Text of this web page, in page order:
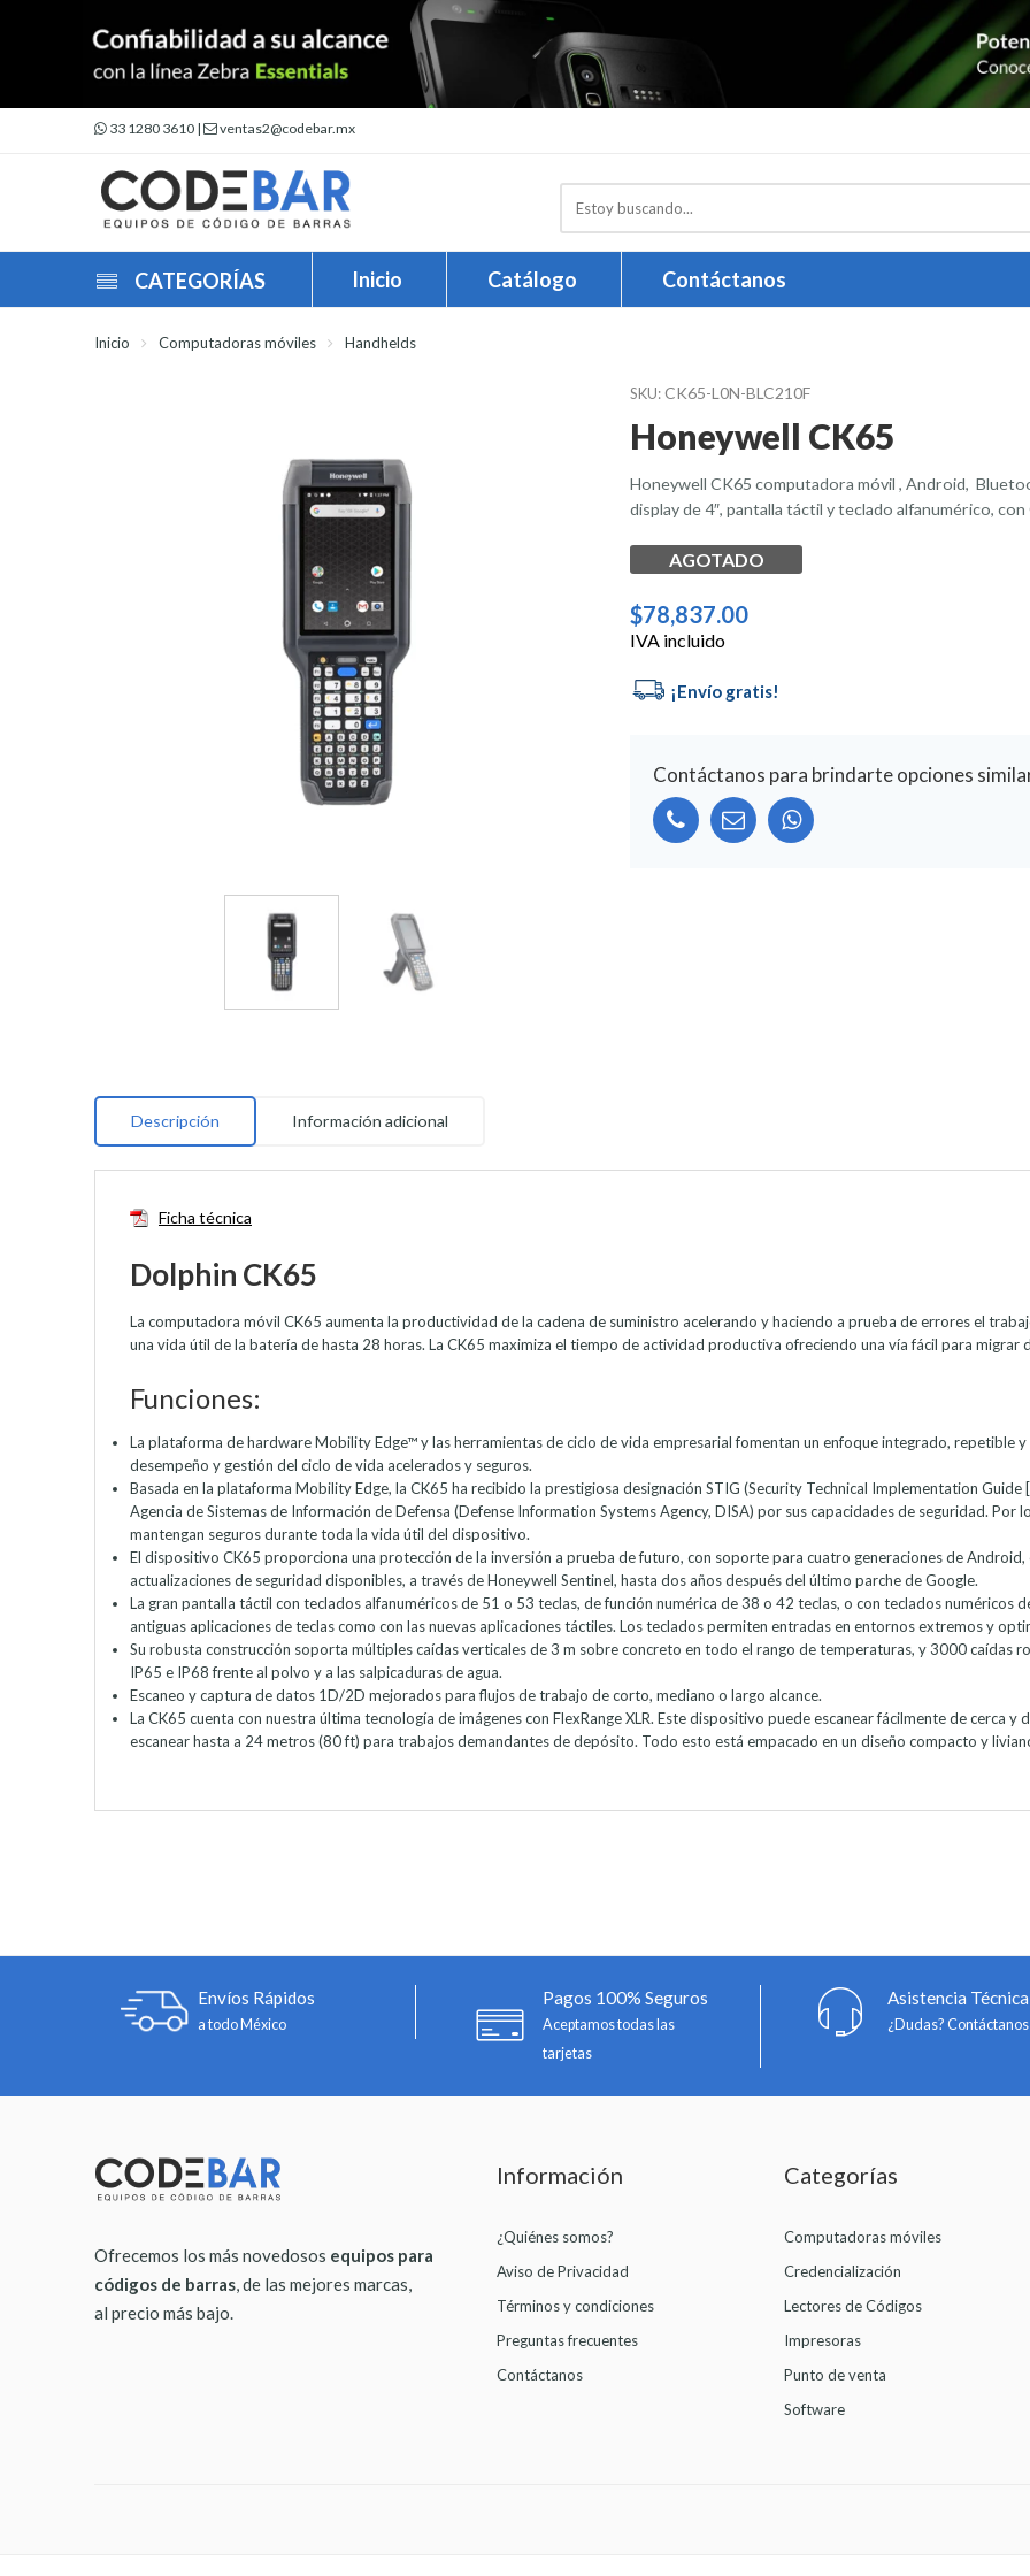
33 1280 3610 | ventas2@codebar.mx
here
CATEGORÍAS Inicio Catálogo Contáctanos
Inicio Computadoras móviles Handhelds
SKU:CK65-L0N-BLC210F
Honeywell CK65
Honeywell CK65 computadora móvil , Android,
display de 4″, pantalla táctil y teclado alfanumérico,
AGOTADO
$78,837.00
IVA incluido
Contáctanos para brindarte opciones
Descripción Información adicional
Ficha técnica
Dolphin CK65
La computadora móvil CK65 aumenta la productividad de la cadena de suministro acelerando y haciendo a prueba de errores el
una vida útil de la batería de hasta 28 horas. La CK65 maximiza el tiempo de actividad productiva ofreciendo una vía fácil para
Funciones:
La plataforma de hardware Mobility Edge™ y las herramientas de ciclo de vida empresarial fomentan un enfoque integrado, repetible
desempeño y gestión del ciclo de vida acelerados y seguros.
Basada en la plataforma Mobility Edge, la CK65 ha recibido la prestigiosa designación STIG (Security Technical Implementation
Agencia de Sistemas de Información de Defensa (Defense Information Systems Agency, DISA) por sus capacidades de seguridad.
mantengan seguros durante toda la vida útil del dispositivo.
El dispositivo CK65 proporciona una protección de la inversión a prueba de futuro, con soporte para cuatro generaciones de
actualizaciones de seguridad disponibles, a través de Honeywell Sentinel, hasta dos años después del último parche de Google.
La gran pantalla táctil con teclados alfanuméricos de 51 o 53 teclas, de función numérica de 38 o 42 teclas, o con teclados numéricos
antiguas aplicaciones de teclas como con las nuevas aplicaciones táctiles. Los teclados permiten entradas en entornos extremos y
Su robusta construcción soporta múltiples caídas verticales de 3 m sobre concreto en todo el rango de temperaturas, y 3000 caídas
IP65 e IP68 frente al polvo y a las salpicaduras de agua.
Escaneo y captura de datos 1D/2D mejorados para flujos de trabajo de corto, mediano o largo alcance.
La CK65 cuenta con nuestra última tecnología de imágenes con FlexRange XLR. Este dispositivo puede escanear fácilmente de cerca
escanear hasta a 24 metros (80 ft) para trabajos demandantes de depósito. Todo esto está empacado en un diseño compacto y
Envíos Rápidos
a todo México
Pagos 100% Seguros
Aceptamos todas las
tarjetas
Asistencia Técnica
¿Dudas? Contáctanos
Ofrecemos los más novedosos equipos para
códigos de barras, de las mejores marcas,
al precio más bajo.
Información
¿Quiénes somos?
Aviso de Privacidad
Términos y condiciones
Preguntas frecuentes
Contáctanos
Categorías
Computadoras móviles
Credencialización
Lectores de Códigos
Impresoras
Punto de venta
Software